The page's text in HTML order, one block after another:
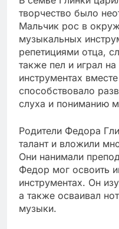
творчество было
Мальчик рос в
музыкальных
репетициями отца,
также пел и играл
инструментах
способствовало
слуха и пониманию
Родители Федора
талант и вложили
Они нанимали
Федор мог освоить
инструментах. Он
а также осваивал
музыки.